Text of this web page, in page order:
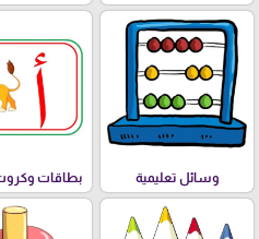
وسائل تعليمية بطاقات